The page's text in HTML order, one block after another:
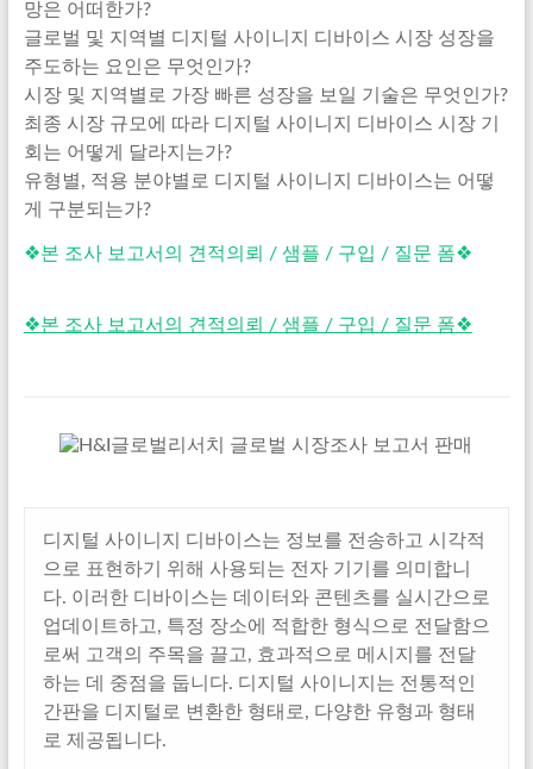
망은 어떠한가?
글로벌 및 지역별 디지털 사이니지 디바이스 시장 성장을
주도하는 요인은 무엇인가?
시장 및 지역별로 가장 빠른 성장을 보일 기술은 무엇인가?
최종 시장 규모에 따라 디지털 사이니지 디바이스 시장 기
회는 어떻게 달라지는가?
유형별, 적용 분야별로 디지털 사이니지 디바이스는 어떻
게 구분되는가?
❖본 조사 보고서의 견적의뢰 / 샘플 / 구입 / 질문 폼❖
❖본 조사 보고서의 견적의뢰 / 샘플 / 구입 / 질문 폼❖
디지털 사이니지 디바이스는 정보를 전송하고 시각적
으로 표현하기 위해 사용되는 전자 기기를 의미합니
다. 이러한 디바이스는 데이터와 콘텐츠를 실시간으로
업데이트하고, 특정 장소에 적합한 형식으로 전달함으
로써 고객의 주목을 끌고, 효과적으로 메시지를 전달
하는 데 중점을 둡니다. 디지털 사이니지는 전통적인
간판을 디지털로 변환한 형태로, 다양한 유형과 형태
로 제공됩니다.